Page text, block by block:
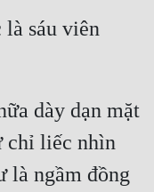
là sáu viên
dày dạn mặt
chỉ liếc nhìn
là ngầm đồng